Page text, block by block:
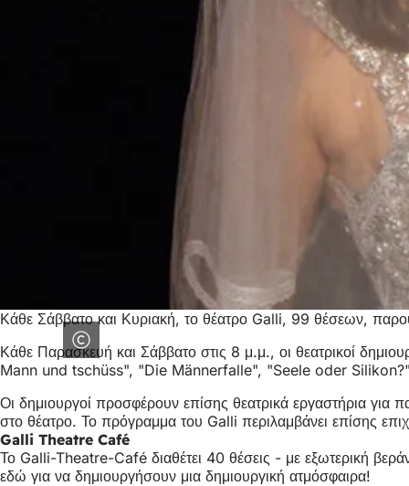
Κάθε Σάββατο και Κυριακή, το θέατρο Galli, 99 θέσεων,
Κάθε Παρασκευή και Σάββατο στις 8 μ.μ., οι θεατρικοί
Mann und tschüss", "Die Männerfalle", "Seele oder
Οι δημιουργοί προσφέρουν επίσης θεατρικά εργαστήρια για
στο θέατρο. Το πρόγραμμα του Galli περιλαμβάνει επίσης
Galli Theatre Café
Το Galli-Theatre-Café διαθέτει 40 θέσεις - με εξωτερική
εδώ για να δημιουργήσουν μια δημιουργική ατμόσφαιρα!